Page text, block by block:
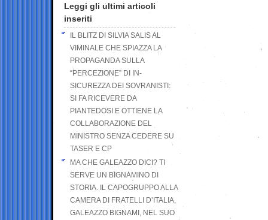
Leggi gli ultimi articoli
inseriti
IL BLITZ DI SILVIA SALIS AL
VIMINALE CHE SPIAZZA LA
PROPAGANDA SULLA
“PERCEZIONE” DI IN-
SICUREZZA DEI SOVRANISTI:
SI FA RICEVERE DA
PIANTEDOSI E OTTIENE LA
COLLABORAZIONE DEL
MINISTRO SENZA CEDERE SU
TASER E CP
MA CHE GALEAZZO DICI? TI
SERVE UN BIGNAMINO DI
STORIA. IL CAPOGRUPPO ALLA
CAMERA DI FRATELLI D’ITALIA,
GALEAZZO BIGNAMI, NEL SUO